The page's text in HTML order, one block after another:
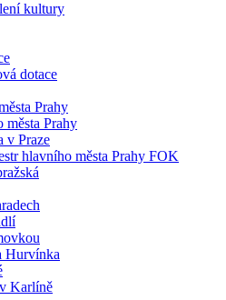
kultury
dotace
Prahy
města Prahy
v Praze
hlavního města Prahy FOK
Hurvínka
Karlíně